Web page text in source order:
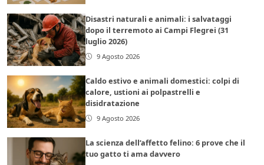
Disastri naturali e animali: i salvataggi
dopo il terremoto ai Campi Flegrei (31
luglio 2026)
9 Agosto 2026
Caldo estivo e animali domestici: colpi di
calore, ustioni ai polpastrelli e
disidratazione
9 Agosto 2026
La scienza dell’affetto felino: 6 prove che il
tuo gatto ti ama davvero